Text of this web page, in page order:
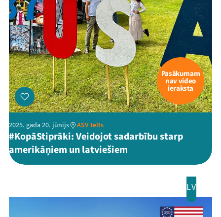
Pasākumam
nav video
ieraksta
2025. gada 20. jūnijs ASV telts
#KopāStiprāki: Veidojot sadarbību starp
amerikāņiem un latviešiem
LV